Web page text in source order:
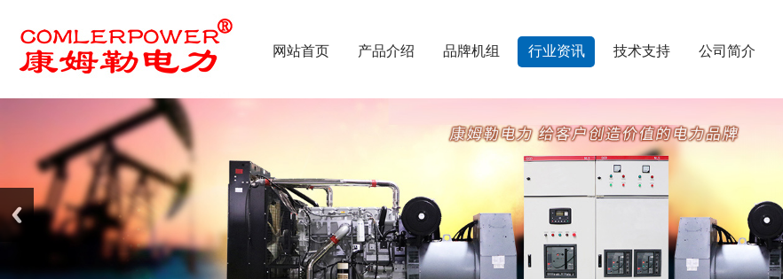
网站首页 产品介绍 品牌机组 行业资讯 技术支持 公司简介